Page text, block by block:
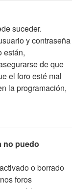
suceder.
y contraseña
están,
de que
el foro esté mal
la programación,
no puedo
o borrado
foros